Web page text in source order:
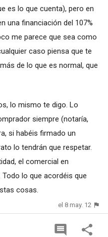
es lo que cuenta), pero en
una financiación del 107%
me parece que sea como
caso piensa que te
de lo que es normal, que
lo mismo te digo. Lo
siempre (notaría,
si habéis firmado un
lo tendrán que respetar.
el comercial en
lo que acordéis que
cosas.
el 8 may. 12